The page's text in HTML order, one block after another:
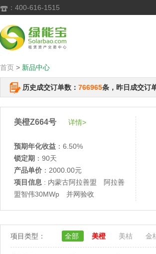
 ：400-616-1515
首页 > 新品中心
历史成交订单数： 766965条，昨日成交订
美橙Z664号 详情>
预期年化收益 ：6.50%
锁定期 ：90天
产品单价 ：2000.00元
项目信息 : 内蒙古阿拉善盟 阿拉善
盟智伟30MWp 并网验收
项目类型： 全部 美橙 美桔 金